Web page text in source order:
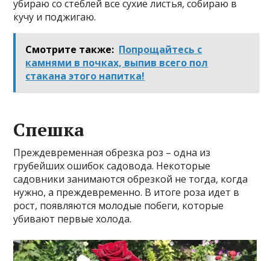
убираю со стеблей все сухие листья, собираю в
кучу и поджигаю.
Смотрите также: Попрощайтесь с
камнями в почках, выпив всего пол
стакана этого напитка!
Спешка
Преждевременная обрезка роз – одна из
грубейших ошибок садовода. Некоторые
садовники занимаются обрезкой не тогда, когда
нужно, а преждевременно. В итоге роза идет в
рост, появляются молодые побеги, которые
убивают первые холода.